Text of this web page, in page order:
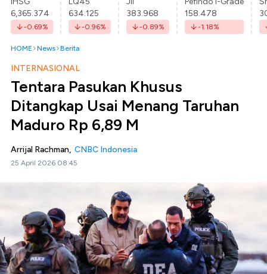
6,365.374
-0.69%
634.125
-0.96%
383.968
-0.89%
158.478
-1.18%
HOME News Berita
INTERNASIONAL
Tentara Pasukan Khusus
Ditangkap Usai Menang Taruhan
Maduro Rp 6,89 M
Arrijal Rachman, CNBC Indonesia
25 April 2026 08:45